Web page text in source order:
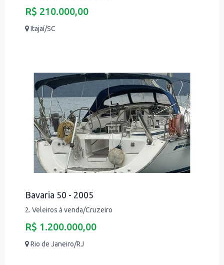
R$ 210.000,00
Itajaí/SC
Bavaria 50 - 2005
2. Veleiros à venda/Cruzeiro
R$ 1.200.000,00
Rio de Janeiro/RJ